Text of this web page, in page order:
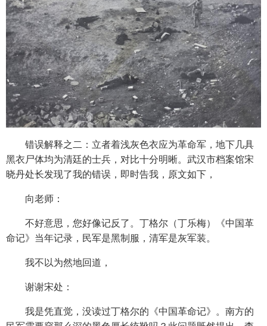
错误解释之二：立者着浅灰色衣应为革命军，地下几具
黑衣尸体均为清廷的士兵，对比十分明晰。武汉市档案馆宋
晓丹处长发现了我的错误，即时告我，原文如下，
向老师：
不好意思，您好像记反了。丁格尔（丁乐梅）《中国革
命记》当年记录，民军是黑制服，清军是灰军装。
我不以为然地回道，
谢谢宋处：
我是凭直觉，没读过丁格尔的《中国革命记》。南方的